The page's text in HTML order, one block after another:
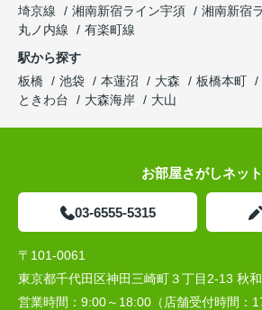
埼京線
湘南新宿ライン宇須
湘南新宿
丸ノ内線
有楽町線
駅から探す
板橋
池袋 本蓮沼 大森 板橋本町
ときわ台
大森海岸 大山
お部屋さがしネット
03-6555-5315
〒101-0061
東京都千代田区神田三崎町３丁目2-13 秋
営業時間： 9:00～18:00（店舗受付時間：